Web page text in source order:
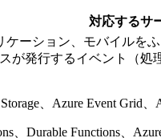
対応するサ
ケーション、モバイルを
が発行するイベント（処
、Azure Event Grid、
、Durable Functions、